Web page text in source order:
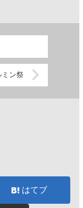
ミン祭
はてブ